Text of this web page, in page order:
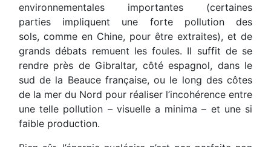
environnementales importantes (certaines
parties impliquent une forte pollution des
sols, comme en Chine, pour être extraites), et de
grands débats remuent les foules. Il suffit de se
rendre près de Gibraltar, côté espagnol, dans le
sud de la Beauce française, ou le long des côtes
de la mer du Nord pour réaliser l’incohérence entre
une telle pollution – visuelle a minima – et une si
faible production.